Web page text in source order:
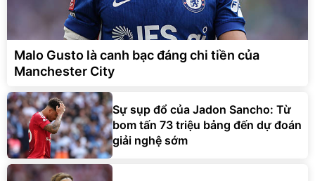
Malo Gusto là canh bạc đáng chi tiền của
Manchester City
Sự sụp đổ của Jadon Sancho: Từ
bom tấn 73 triệu bảng đến dự đoán
giải nghệ sớm